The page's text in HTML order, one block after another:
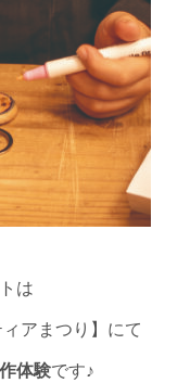
は
アまつり】にて
体験です♪